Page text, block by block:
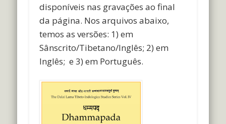
disponíveis nas gravações ao final
da página. Nos arquivos abaixo,
temos as versões: 1) em
Sânscrito/Tibetano/Inglês; 2) em
Inglês; e 3) em Português.